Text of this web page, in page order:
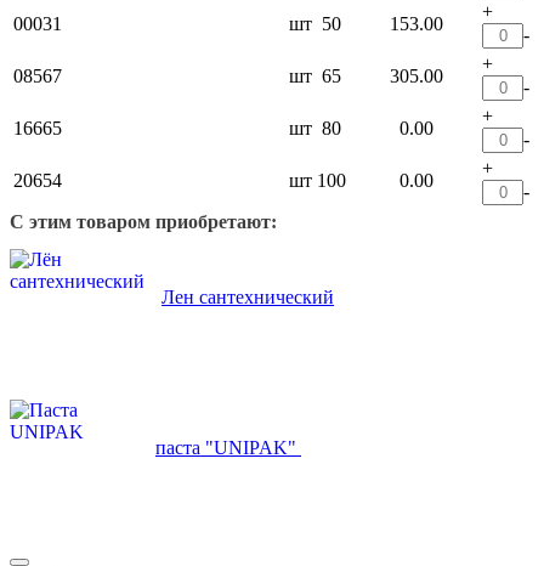
00031
шт 50 153.00
+
-
08567
шт 65 305.00
+
-
16665
шт 80 0.00
+
-
20654
шт 100 0.00
+
-
С этим товаром приобретают:
Лен сантехнический
паста "UNIPAK"